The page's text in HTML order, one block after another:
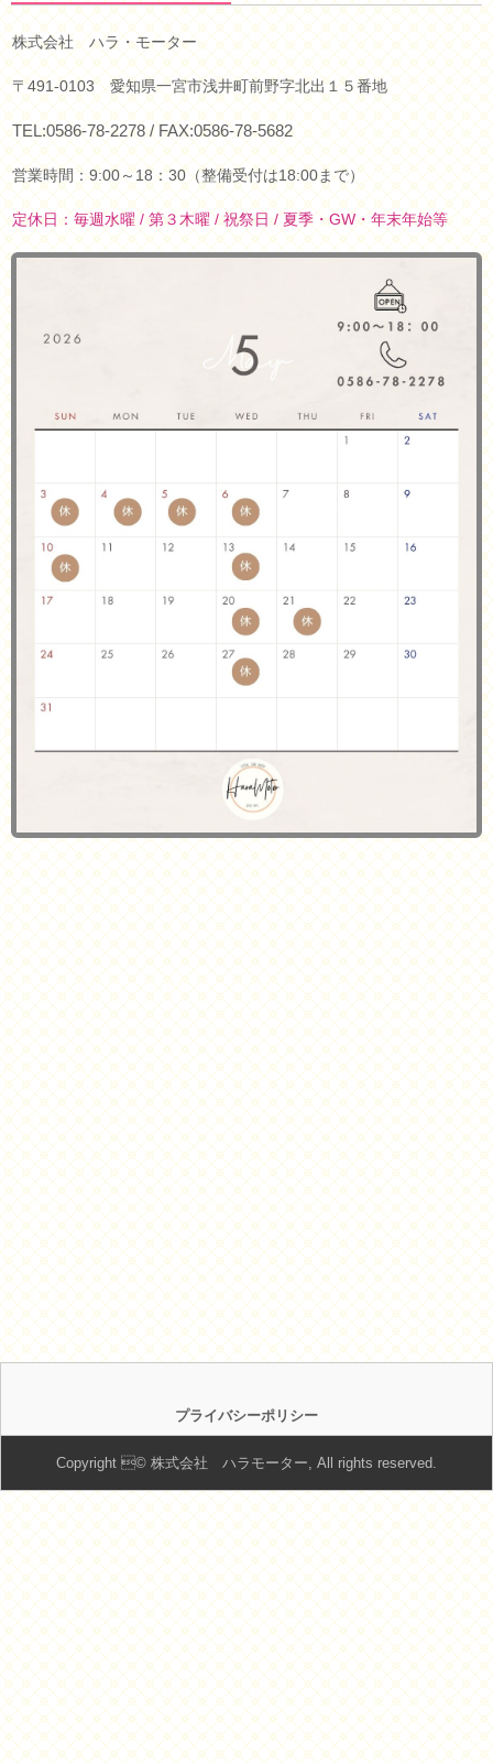
株式会社 ハラ・モーター
〒491-0103 愛知県一宮市浅井町前野字北出１５番地
TEL:0586-78-2278 / FAX:0586-78-5682
営業時間：9:00～18：30（整備受付は18:00まで）
定休日：毎週水曜 / 第３木曜 / 祝祭日 / 夏季・GW・年末年始等
プライバシーポリシー
Copyright © 株式会社 ハラモーター, All rights reserved.